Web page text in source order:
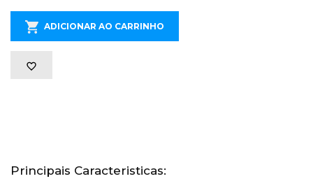
ADICIONAR AO CARRINHO
Principais Caracteristicas: